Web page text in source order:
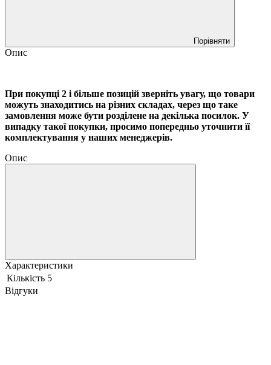
Порівняти
Опис
При покупці 2 і більше позицій зверніть увагу, що товари
можуть знаходитись на різних складах, через що таке
замовлення може бути розділене на декілька посилок. У
випадку такої покупки, просимо попередньо уточнити її
комплектування у наших менеджерів.
Опис
Характеристики
Кількість 5
Відгуки